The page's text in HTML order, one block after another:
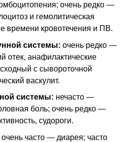
очень редко —
и гемолитическая
времени кровотечения и ПВ.
системы: очень редко —
отек, анафилактические
с сывороточной
васкулит.
системы: нечасто —
боль; очень редко —
судороги.
очень часто — диарея; часто